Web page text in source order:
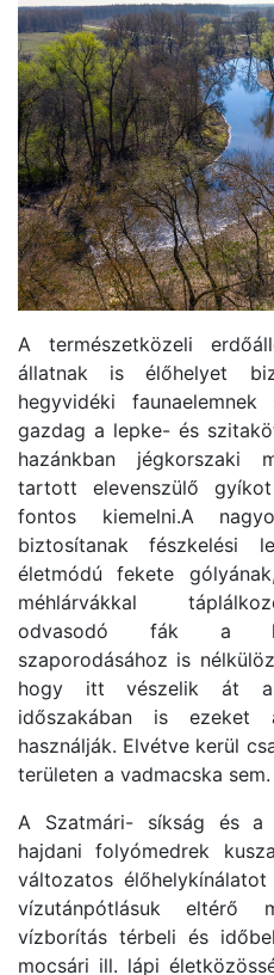
A természetközeli
állatnak is élőhelyet
hegyvidéki
gazdag a lepke- és
hazánkban jégkorszaki
tartott elevenszülő
fontos kiemelni.A
biztosítanak fészkelési
életmódú fekete
méhlárvákkal
odvasodó fák a
szaporodásához is
hogy itt vészelik át a
időszakában is ezeket
használják. Elvétve kerül
területen a vadmacska sem.
A Szatmári- síkság és a
hajdani folyómedrek
változatos
vízutánpótlásuk eltérő
vízborítás térbeli és
mocsári ill. lápi